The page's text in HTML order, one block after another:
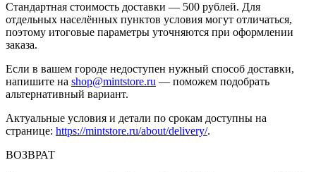
Стандартная стоимость доставки — 500 рублей. Для
отдельных населённых пунктов условия могут отличаться,
поэтому итоговые параметры уточняются при оформлении
заказа.
Если в вашем городе недоступен нужный способ доставки,
напишите на shop@mintstore.ru — поможем подобрать
альтернативный вариант.
Актуальные условия и детали по срокам доступны на
странице: https://mintstore.ru/about/delivery/.
ВОЗВРАТ